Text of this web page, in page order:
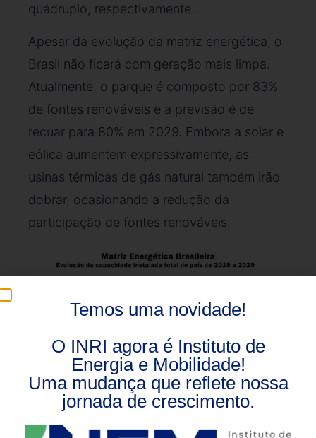
quádruplo, respectivamente.
Apesar da evolução da matriz energética, o
Brasil não ficará com geração mais limpa.
Atualmente, o parque é composto por 83%
de fontes renováveis e a previsão é de
recuar para 80% em 2029. Embora a solar e
eólica aumentem expressivamente, as
usinas térmicas de gás natural também irão
dobrar, ocasionando a redução da
participação de fontes renováveis.
Temos uma novidade!
O INRI agora é Instituto de
Energia e Mobilidade!
Uma mudança que reflete nossa
jornada de crescimento.